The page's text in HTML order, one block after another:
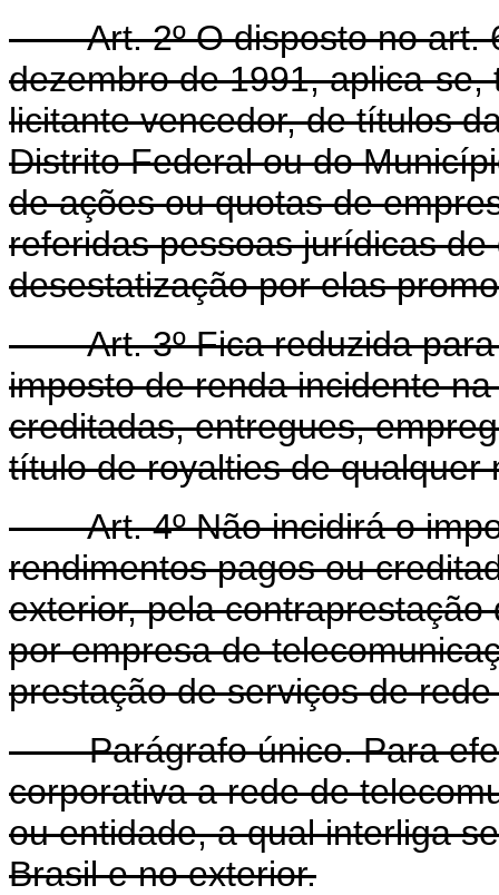
Art. 2º O disposto no art.
dezembro de 1991, aplica-
licitante vencedor, de títulos
Distrito Federal ou do
de ações ou quotas de
referidas pessoas jurídicas
desestatização por elas
Art. 3º Fica reduzida para
imposto de renda incidente
creditadas, entregues,
título de royalties de qualquer
Art. 4º Não incidirá o
rendimentos pagos ou
exterior, pela
por empresa de
prestação de serviços de
Parágrafo único. Para
corporativa a rede de
ou entidade, a qual interliga
Brasil e no exterior.